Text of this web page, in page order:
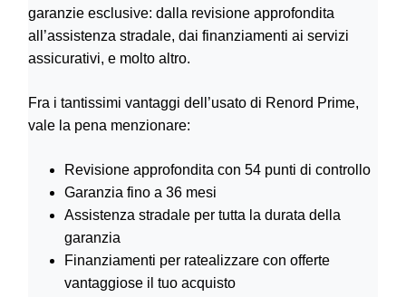
garanzie esclusive: dalla revisione approfondita
all’assistenza stradale, dai finanziamenti ai servizi
assicurativi, e molto altro.
Fra i tantissimi vantaggi dell’usato di Renord Prime,
vale la pena menzionare:
Revisione approfondita con 54 punti di controllo
Garanzia fino a 36 mesi
Assistenza stradale per tutta la durata della
garanzia
Finanziamenti per ratealizzare con offerte
vantaggiose il tuo acquisto